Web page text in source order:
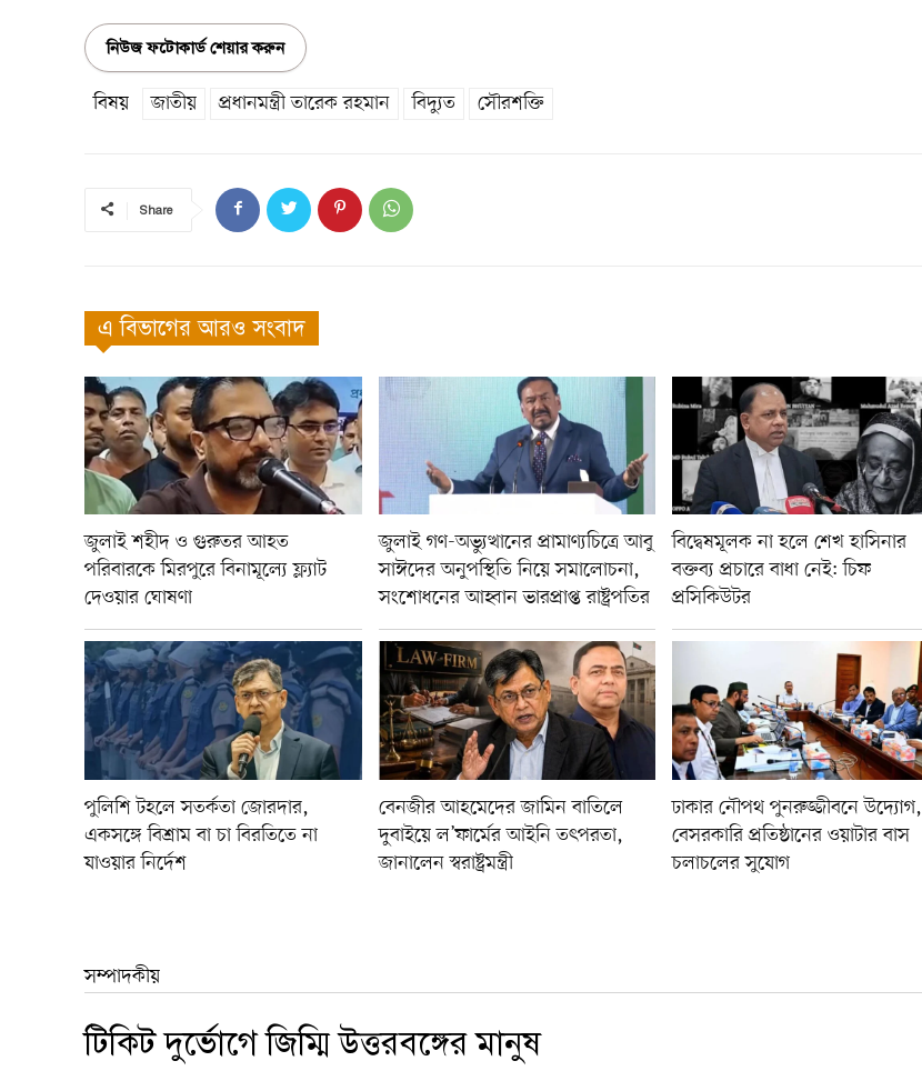
নিউজ ফটোকার্ড শেয়ার করুন
বিষয় জাতীয় প্রধানমন্ত্রী তারেক রহমান বিদ্যুত সৌরশক্তি
Share
এ বিভাগের আরও সংবাদ
জুলাই শহীদ ও গুরুতর আহত
পরিবারকে মিরপুরে বিনামূল্যে ফ্ল্যাট
দেওয়ার ঘোষণা
জুলাই গণ-অভ্যুত্থানের প্রামাণ্যচিত্রে আবু
সাঈদের অনুপস্থিতি নিয়ে সমালোচনা,
সংশোধনের আহ্বান ভারপ্রাপ্ত রাষ্ট্রপতির
বিদ্বেষমূলক না হলে শেখ হাসিনার
বক্তব্য প্রচারে বাধা নেই: চিফ
প্রসিকিউটর
পুলিশি টহলে সতর্কতা জোরদার,
একসঙ্গে বিশ্রাম বা চা বিরতিতে না
যাওয়ার নির্দেশ
বেনজীর আহমেদের জামিন বাতিলে
দুবাইয়ে ল’ফার্মের আইনি তৎপরতা,
জানালেন স্বরাষ্ট্রমন্ত্রী
ঢাকার নৌপথ পুনরুজ্জীবনে উদ্যোগ,
বেসরকারি প্রতিষ্ঠানের ওয়াটার বাস
চলাচলের সুযোগ